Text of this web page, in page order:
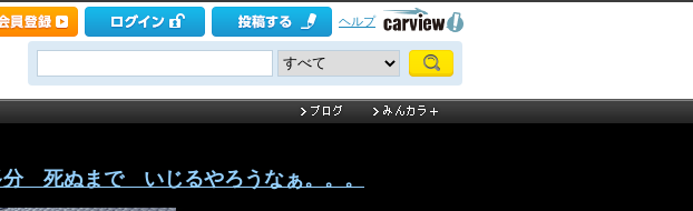
ヘルプ
分 死ぬまで いじるやろうなぁ。。。